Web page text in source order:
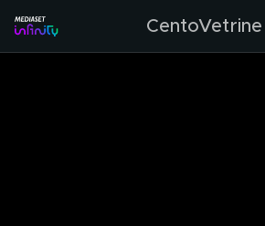
CentoVetrine